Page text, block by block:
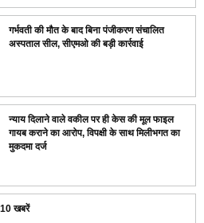
गर्भवती की मौत के बाद बिना पंजीकरण संचालित
अस्पताल सील, सीएमओ की बड़ी कार्रवाई
न्याय दिलाने वाले वकील पर ही केस की मूल फाइल
गायब कराने का आरोप, विपक्षी के साथ मिलीभगत का
मुकदमा दर्ज
खबरें